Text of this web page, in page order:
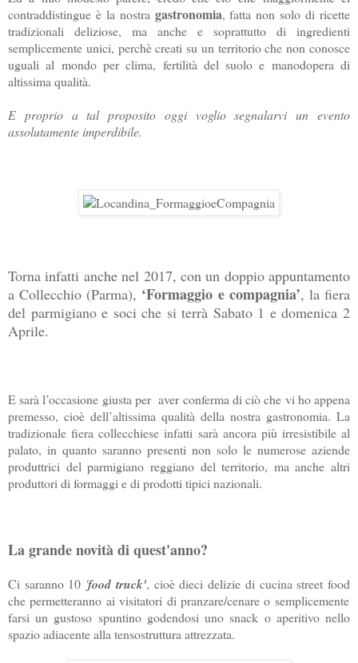
contraddistingue è la nostra gastronomia, fatta non solo di ricette
tradizionali deliziose, ma anche e soprattutto di ingredienti
semplicemente unici, perchè creati su un territorio che non conosce
uguali al mondo per clima, fertilità del suolo e manodopera di
altissima qualità.
E proprio a tal proposito oggi voglio segnalarvi un evento
assolutamente imperdibile.
Torna infatti anche nel 2017, con un doppio appuntamento
a Collecchio (Parma), ‘Formaggio e compagnia’, la fiera
del parmigiano e soci che si terrà Sabato 1 e domenica 2
Aprile.
E sarà l’occasione giusta per aver conferma di ciò che vi ho appena
premesso, cioè dell’altissima qualità della nostra gastronomia. La
tradizionale fiera collecchiese infatti sarà ancora più irresistibile al
palato, in quanto saranno presenti non solo le numerose aziende
produttrici del parmigiano reggiano del territorio, ma anche altri
produttori di formaggi e di prodotti tipici nazionali.
La grande novità di quest'anno?
Ci saranno 10 'food truck', cioè dieci delizie di cucina street food
che permetteranno ai visitatori di pranzare/cenare o semplicemente
farsi un gustoso spuntino godendosi uno snack o aperitivo nello
spazio adiacente alla tensostruttura attrezzata.